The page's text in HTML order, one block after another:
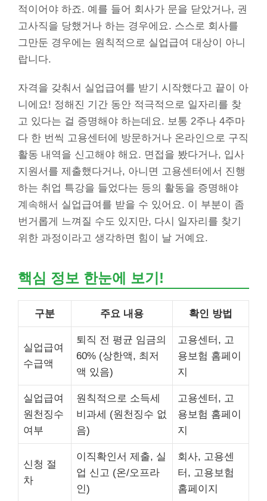
적이어야 하죠. 예를 들어 회사가 문을 닫았거나, 권
고사직을 당했거나 하는 경우에요. 스스로 회사를
그만둔 경우에는 원칙적으로 실업급여 대상이 아니
랍니다.
자격을 갖춰서 실업급여를 받기 시작했다고 끝이 아
니에요! 정해진 기간 동안 적극적으로 일자리를 찾
고 있다는 걸 증명해야 하는데요. 보통 2주나 4주마
다 한 번씩 고용센터에 방문하거나 온라인으로 구직
활동 내역을 신고해야 해요. 면접을 봤다거나, 입사
지원서를 제출했다거나, 아니면 고용센터에서 진행
하는 취업 특강을 들었다는 등의 활동을 증명해야
계속해서 실업급여를 받을 수 있어요. 이 부분이 좀
번거롭게 느껴질 수도 있지만, 다시 일자리를 찾기
위한 과정이라고 생각하면 힘이 날 거예요.
핵심 정보 한눈에 보기!
구분 주요 내용 확인 방법
실업급여
수급액
퇴직 전 평균 임금의
60% (상한액, 최저
액 있음)
고용센터, 고
용보험 홈페이
지
실업급여
원천징수
여부
원칙적으로 소득세
비과세 (원천징수 없
음)
고용센터, 고
용보험 홈페이
지
신청 절
차
이직확인서 제출, 실
업 신고 (온/오프라
인)
회사, 고용센
터, 고용보험
홈페이지